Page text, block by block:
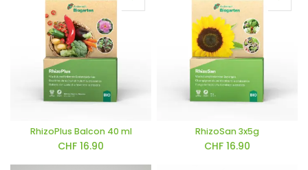
RhizoPlus Balcon 40 ml
CHF 16.90
RhizoSan 3x5g
CHF 16.90